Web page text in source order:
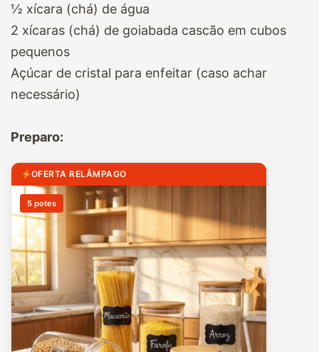
½ xícara (chá) de água
2 xícaras (chá) de goiabada cascão em cubos
pequenos
Açúcar de cristal para enfeitar (caso achar
necessário)
Preparo:
OFERTA RELÂMPAGO
5 potes